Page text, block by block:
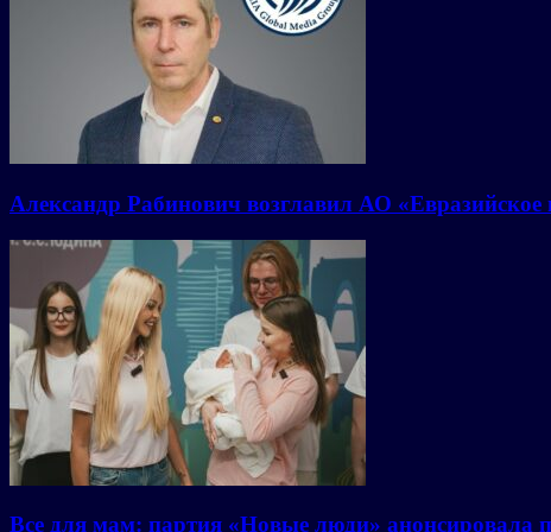
Александр Рабинович возглавил АО
Все для мам: партия «Новые люди» анонсировала